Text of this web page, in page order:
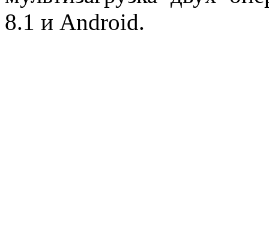
8.1 и Android.